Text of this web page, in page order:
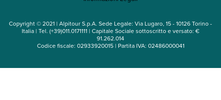
Copyright © 2021 | Alpitour S.p.A. Sede Legale: Via Lugaro, 15 - 10126 Torino -
Italia | Tel. (+39)011.0171111 | Capitale Sociale sottoscritto e versato: €
91.262.014
Codice fiscale: 02933920015 | Partita IVA: 02486000041